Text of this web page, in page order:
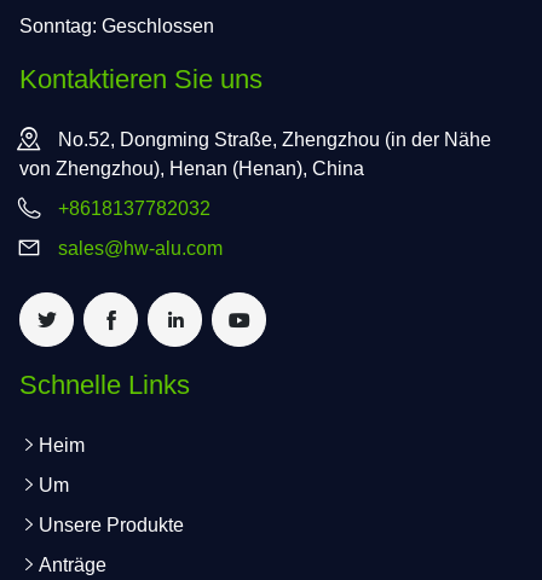
Sonntag: Geschlossen
Kontaktieren Sie uns
No.52, Dongming Straße, Zhengzhou (in der Nähe
von Zhengzhou), Henan (Henan), China
+8618137782032
sales@hw-alu.com
Schnelle Links
Heim
Um
Unsere Produkte
Anträge